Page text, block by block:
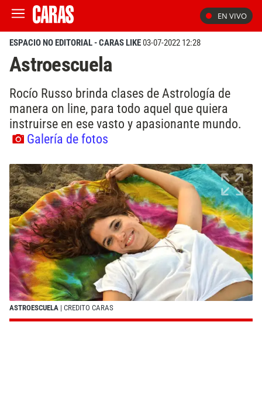
EN VIVO
ESPACIO NO EDITORIAL - CARAS LIKE03-07-2022 12:28
Astroescuela
Rocío Russo brinda clases de Astrología de
manera on line, para todo aquel que quiera
instruirse en ese vasto y apasionante mundo.
Galería de fotos
ASTROESCUELA | CREDITO CARAS